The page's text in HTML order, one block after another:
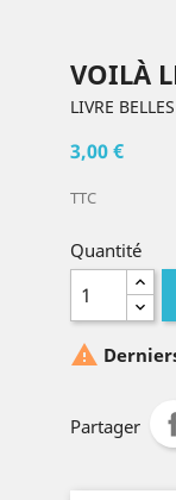
VOILÀ
LIVRE
3,00 €
TTC
Quantité

Partager